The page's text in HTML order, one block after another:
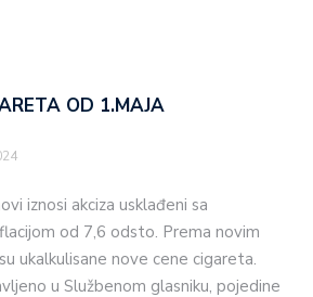
OD 1.MAJA
iznosi akciza usklađeni sa
od 7,6 odsto. Prema novim
ukalkulisane nove cene cigareta.
u Službenom glasniku, pojedine